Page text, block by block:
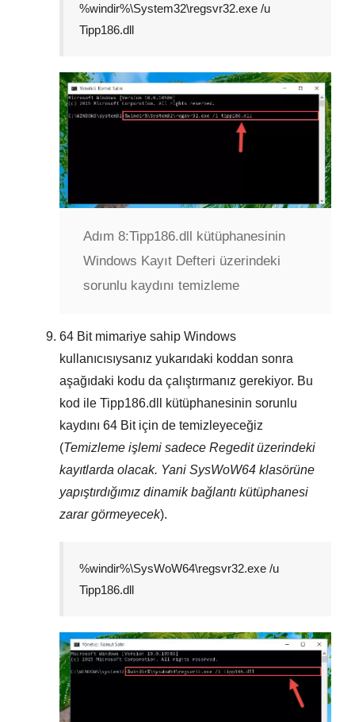
%windir%\System32\regsvr32.exe /u
Tipp186.dll
Adım 8:Tipp186.dll kütüphanesinin
Windows Kayıt Defteri üzerindeki
sorunlu kaydını temizleme
64 Bitmimariye sahip Windows
kullanıcısıysanız yukarıdaki koddan sonra
aşağıdaki kodu da çalıştırmanız gerekiyor. Bu
kod ile Tipp186.dll
kütüphanesinin sorunlu
kaydını 64 Bitiçin de temizleyeceğiz
(Temizleme işlemi sadece Regeditüzerindeki
kayıtlarda olacak. Yani SysWoW64 klasörüne
yapıştırdığımız dinamik bağlantı kütüphanesi
zarar görmeyecek).
%windir%\SysWoW64\regsvr32.exe /u
Tipp186.dll